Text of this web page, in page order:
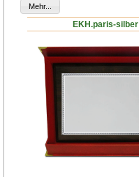
EKH.paris-silber